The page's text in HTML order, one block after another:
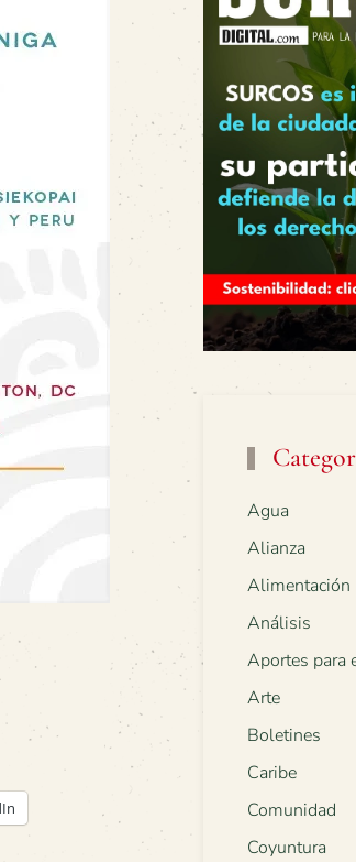
Agua
Alianza
Alimentación
Análisis
Aportes para
Arte
Boletines
Caribe
Comunidad
Coyuntura